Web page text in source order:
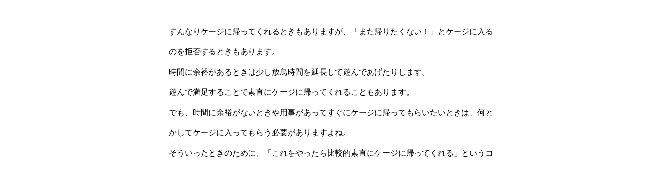
すんなりケージに帰ってくれるときもありますが、「まだ帰りたくない！」とケージに入る
のを拒否するときもあります。
時間に余裕があるときは少し放鳥時間を延長して遊んであげたりします。
遊んで満足することで素直にケージに帰ってくれることもあります。
でも、時間に余裕がないときや用事があってすぐにケージに帰ってもらいたいときは、何と
かしてケージに入ってもらう必要がありますよね。
そういったときのために、「これをやったら比較的素直にケージに帰ってくれる」というコ